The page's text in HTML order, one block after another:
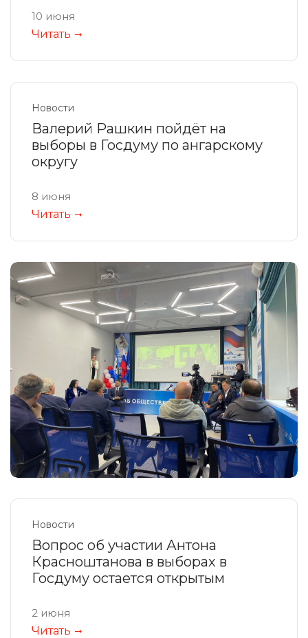
10 июня
Читать
Новости
Валерий Рашкин пойдёт на
выборы в Госдуму по ангарскому
округу
8 июня
Читать
Новости
Вопрос об участии Антона
Красноштанова в выборах в
Госдуму остается открытым
2 июня
Читать